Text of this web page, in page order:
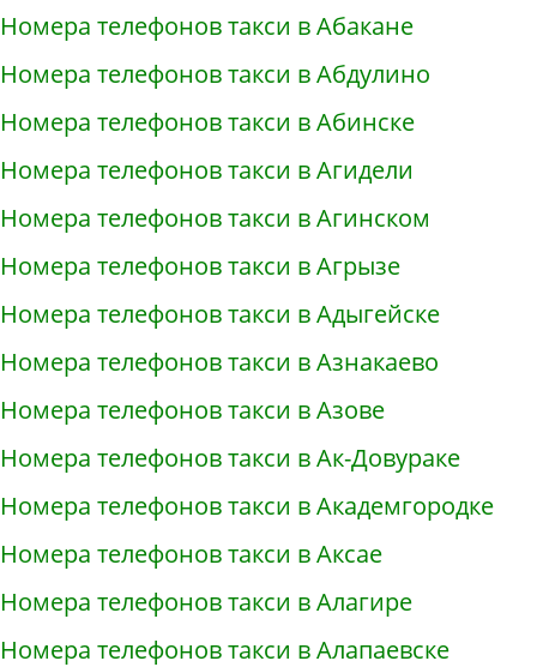
Номера телефонов такси в Абакане
Номера телефонов такси в Абдулино
Номера телефонов такси в Абинске
Номера телефонов такси в Агидели
Номера телефонов такси в Агинском
Номера телефонов такси в Агрызе
Номера телефонов такси в Адыгейске
Номера телефонов такси в Азнакаево
Номера телефонов такси в Азове
Номера телефонов такси в Ак-Довураке
Номера телефонов такси в Академгородке
Номера телефонов такси в Аксае
Номера телефонов такси в Алагире
Номера телефонов такси в Алапаевске